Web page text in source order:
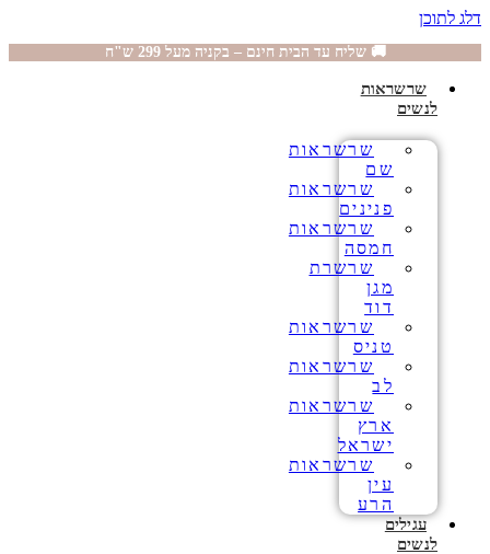
דלג לתוכן
🚚 שליח עד הבית חינם – בקניה מעל 299 ש"ח
שרשראות
לנשים
שרשראות
שם
שרשראות
פנינים
שרשראות
חמסה
שרשרת
מגן
דוד
שרשראות
טניס
שרשראות
לב
שרשראות
ארץ
ישראל
שרשראות
עין
הרע
עגילים
לנשים